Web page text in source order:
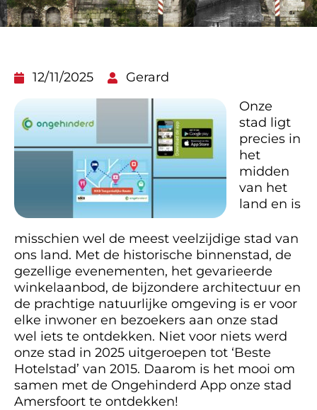
12/11/2025
Gerard
Onze
stad ligt
precies in
het
midden
van het
land en is
misschien wel de meest veelzijdige stad van
ons land. Met de historische binnenstad, de
gezellige evenementen, het gevarieerde
winkelaanbod, de bijzondere architectuur en
de prachtige natuurlijke omgeving is er voor
elke inwoner en bezoekers aan onze stad
wel iets te ontdekken. Niet voor niets werd
onze stad in 2025 uitgeroepen tot ‘Beste
Hotelstad’ van 2015. Daarom is het mooi om
samen met de Ongehinderd App onze stad
Amersfoort te ontdekken!